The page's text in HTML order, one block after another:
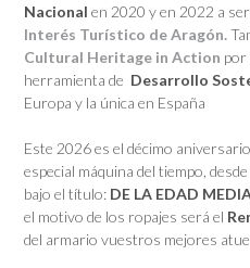
Nacional en 2020 y en 2022 a
Interés Turístico de Aragón.
Cultural Heritage in Action por
herramienta de Desarrollo
Europa y la única en España
Este 2026 es el décimo
especial máquina del tiempo,
bajo el título: DE LA EDAD
el motivo de los ropajes será el
del armario vuestros mejores